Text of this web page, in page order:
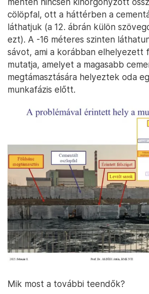
munkagödörben, így a ma közölt
telephelyet ismerve a probléma
azonosítani tudom.
A 12. ábra szerinti fotón
„félsziget” (kiugrás), ami a
érintett terület. Ha
félsziget jobb oldalán jól
fényesebb (világosabb),
felület, ami a levált sarkot
A 12. ábra jobb oldalára
bemutatott, általam rajzolt
amelyen megjelöltem a levált
megfeleltethető részt.
egyszerűsített, sematikus rajzról
is jól látható, hogy a levált sarok
hogy a munkagödör beomlott
sarok lokális hibára utal, nem
hibára. Ugyanakkor az eset
figyelmet érdemel, amely
engedélyes Paks II. Zrt. megadta